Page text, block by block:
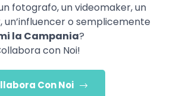
fotografo, un videomaker, un
o semplicemente
la Campania?
con Noi!
Con Noi